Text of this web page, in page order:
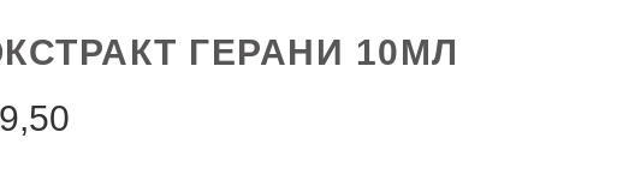
ГЕРАНИ 10МЛ